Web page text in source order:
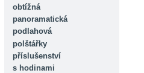
obtížná
panoramatická
podlahová
polštářky
příslušenství
s hodinami